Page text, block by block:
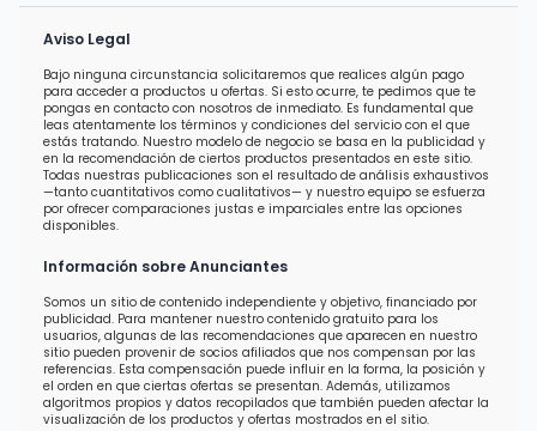
Aviso Legal
Bajo ninguna circunstancia solicitaremos que realices algún pago
para acceder a productos u ofertas. Si esto ocurre, te pedimos que te
pongas en contacto con nosotros de inmediato. Es fundamental que
leas atentamente los términos y condiciones del servicio con el que
estás tratando. Nuestro modelo de negocio se basa en la publicidad y
en la recomendación de ciertos productos presentados en este sitio.
Todas nuestras publicaciones son el resultado de análisis exhaustivos
—tanto cuantitativos como cualitativos— y nuestro equipo se esfuerza
por ofrecer comparaciones justas e imparciales entre las opciones
disponibles.
Información sobre Anunciantes
Somos un sitio de contenido independiente y objetivo, financiado por
publicidad. Para mantener nuestro contenido gratuito para los
usuarios, algunas de las recomendaciones que aparecen en nuestro
sitio pueden provenir de socios afiliados que nos compensan por las
referencias. Esta compensación puede influir en la forma, la posición y
el orden en que ciertas ofertas se presentan. Además, utilizamos
algoritmos propios y datos recopilados que también pueden afectar la
visualización de los productos y ofertas mostrados en el sitio.